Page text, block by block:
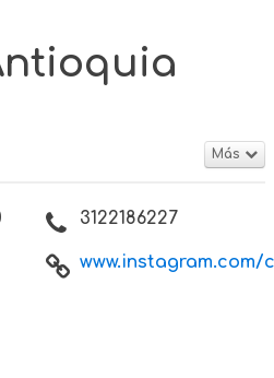
Más
3122186227
www.instagram.com/